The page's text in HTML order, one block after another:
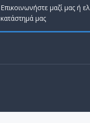
Επικοινωνήστε μαζί μας ή
κατάστημά μας